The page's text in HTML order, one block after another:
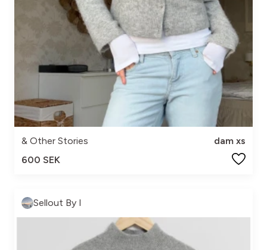
& Other Stories
dam xs
600 SEK
Sellout By I